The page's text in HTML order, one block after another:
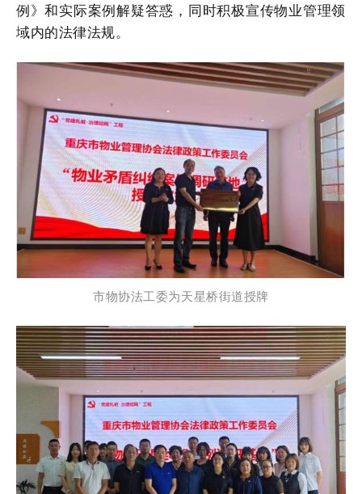
例》和实际案例解疑答惑，同时积极宣传物业管理领
域内的法律法规。
市物协法工委为天星桥街道授牌